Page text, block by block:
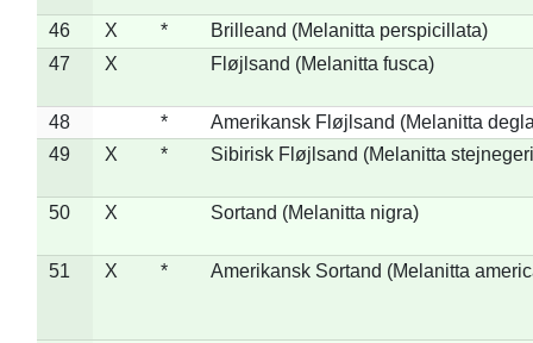
46 X *
Brilleand (Melanitta perspicillata)
47
X Fløjlsand (Melanitta fusca)
48 *
Amerikansk Fløjlsand (Melanitta
49
X * Sibirisk Fløjlsand (Melanitta
50 X Sortand (Melanitta nigra)
51 X * Amerikansk Sortand (Melanitta